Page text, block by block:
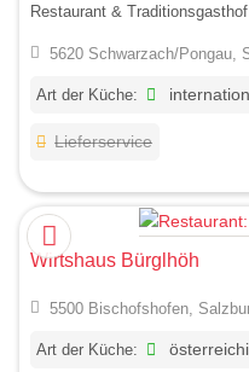
Restaurant &
5620 Schwarzach/Pongau,
Art der Küche:
Lieferservice
Wirtshaus Bürglhöh
5500 Bischofshofen,
Art der Küche: